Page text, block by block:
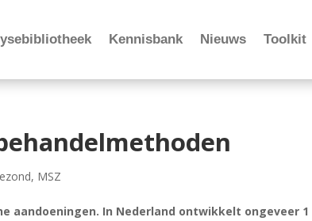
Kennisbank Nieuws Toolkit
, MSZ
aandoeningen. In Nederland ontwikkelt ongeveer 1